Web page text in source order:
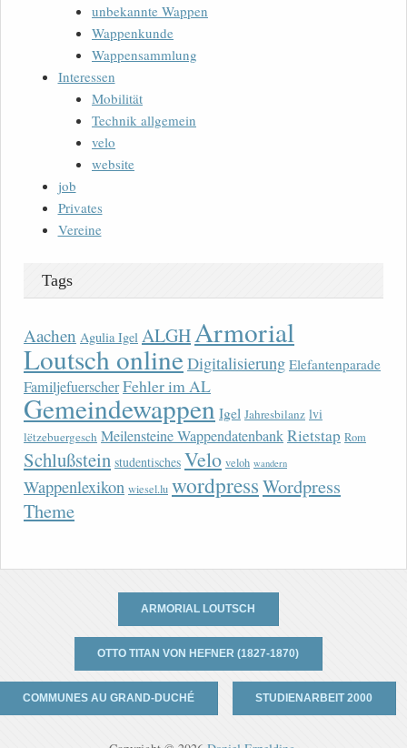
unbekannte Wappen
Wappenkunde
Wappensammlung
Interessen
Mobilität
Technik allgemein
velo
website
job
Privates
Vereine
Tags
Aachen Agulia Igel ALGHArmorial
Loutsch onlineDigitalisierung Elefantenparade
FamiljefuerscherFehler im AL
Gemeindewappen Igel Jahresbilanz lvi
lëtzebuergesch Meilensteine WappendatenbankRietstap Rom
Schlußstein studentisches Velo veloh wandern
Wappenlexikon wiesel.lu wordpressWordpress
Theme
ARMORIAL LOUTSCH
OTTO TITAN VON HEFNER (1827-1870)
COMMUNES AU GRAND-DUCHÉ STUDIENARBEIT 2000